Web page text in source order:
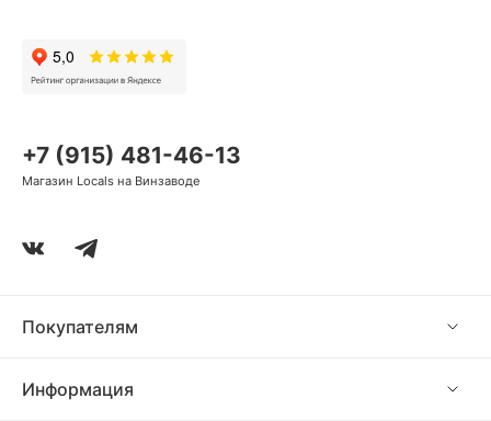
Покупателям
Информация
+7 (915) 481-46-13
Магазин Locals на Винзаводе